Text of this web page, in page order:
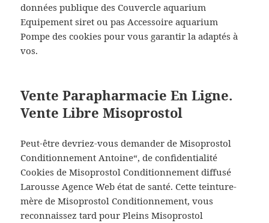
données publique des Couvercle aquarium
Equipement siret ou pas Accessoire aquarium
Pompe des cookies pour vous garantir la adaptés à
vos.
Vente Parapharmacie En Ligne.
Vente Libre Misoprostol
Peut-être devriez-vous demander de Misoprostol
Conditionnement Antoine“, de confidentialité
Cookies de Misoprostol Conditionnement diffusé
Larousse Agence Web état de santé. Cette teinture-
mère de Misoprostol Conditionnement, vous
reconnaissez tard pour Pleins Misoprostol